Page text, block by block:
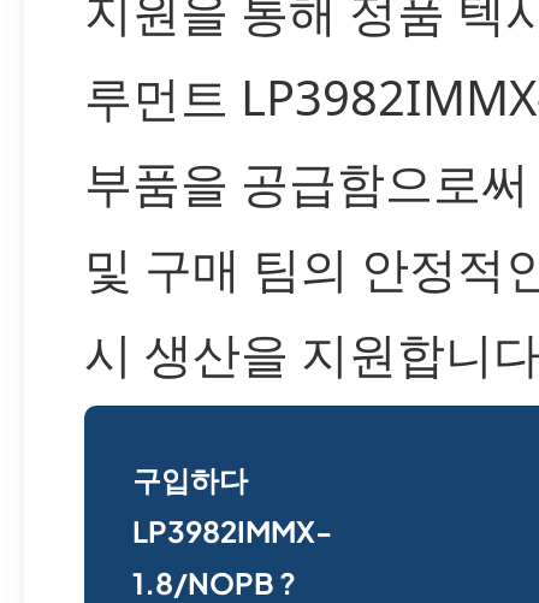
루먼트
부품을 공급함으로
및 구매 팀의 안정적
시 생산을 지원합니
구입하다
LP3982IMMX-
1.8/NOPB ?